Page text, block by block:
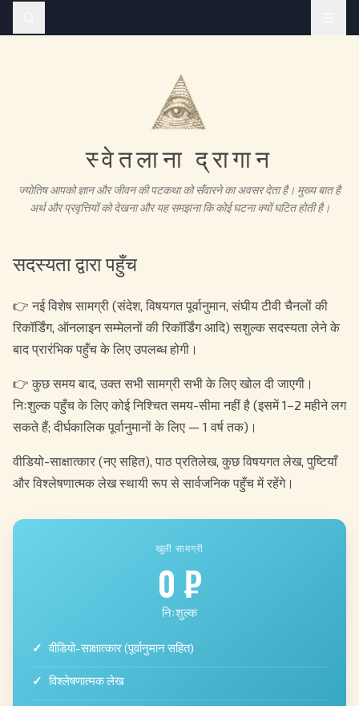
स्वेतलाना द्रागान
ज्योतिष आपको ज्ञान और जीवन की पटकथा को सँवारने का अवसर देता है। मुख्य बात है
अर्थ और प्रवृत्तियों को देखना और यह समझना कि कोई घटना क्यों घटित होती है।
सदस्यता द्वारा पहुँच
👉 नई विशेष सामग्री (संदेश, विषयगत पूर्वानुमान, संघीय टीवी चैनलों की
रिकॉर्डिंग, ऑनलाइन सम्मेलनों की रिकॉर्डिंग आदि) सशुल्क सदस्यता लेने के
बाद प्रारंभिक पहुँच के लिए उपलब्ध होगी।
👉 कुछ समय बाद, उक्त सभी सामग्री सभी के लिए खोल दी जाएगी।
निःशुल्क पहुँच के लिए कोई निश्चित समय-सीमा नहीं है (इसमें 1–2 महीने लग
सकते हैं; दीर्घकालिक पूर्वानुमानों के लिए — 1 वर्ष तक)।
वीडियो-साक्षात्कार (नए सहित), पाठ प्रतिलेख, कुछ विषयगत लेख, पुष्टियाँ
और विश्लेषणात्मक लेख स्थायी रूप से सार्वजनिक पहुँच में रहेंगे।
खुली सामग्री
0 ₽
निःशुल्क
वीडियो-साक्षात्कार (पूर्वानुमान सहित)
विश्लेषणात्मक लेख